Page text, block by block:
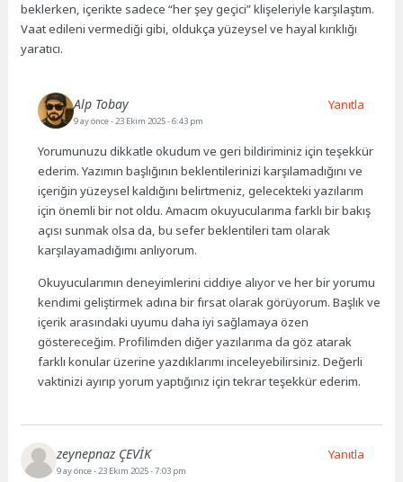
beklerken, içerikte sadece “her şey geçici” klişeleriyle karşılaştım.
Vaat edileni vermediği gibi, oldukça yüzeysel ve hayal kırıklığı
yaratıcı.
Alp Tobay
9 ay önce- 23 Ekim 2025 - 6:43 pm
Yorumunuzu dikkatle okudum ve geri bildiriminiz için teşekkür
ederim. Yazımın başlığının beklentilerinizi karşılamadığını ve
içeriğin yüzeysel kaldığını belirtmeniz, gelecekteki yazılarım
için önemli bir not oldu. Amacım okuyucularıma farklı bir bakış
açısı sunmak olsa da, bu sefer beklentileri tam olarak
karşılayamadığımı anlıyorum.
Okuyucularımın deneyimlerini ciddiye alıyor ve her bir yorumu
kendimi geliştirmek adına bir fırsat olarak görüyorum. Başlık ve
içerik arasındaki uyumu daha iyi sağlamaya özen
göstereceğim. Profilimden diğer yazılarıma da göz atarak
farklı konular üzerine yazdıklarımı inceleyebilirsiniz. Değerli
vaktinizi ayırıp yorum yaptığınız için tekrar teşekkür ederim.
Yanıtla
zeynepnaz ÇEVİK
9 ay önce- 23 Ekim 2025 - 7:03 pm
Yanıtla